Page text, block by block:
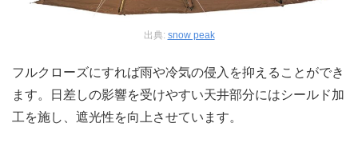
出典: snow peak
フルクローズにすれば雨や冷気の侵入を抑えることができ
ます。日差しの影響を受けやすい天井部分にはシールド加
工を施し、遮光性を向上させています。